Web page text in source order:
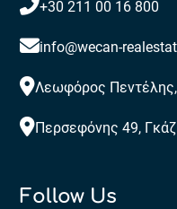
+30 211 00 16 800
info@wecan-
Λεωφόρος Πεντέλης,
Περσεφόνης 49,
Follow Us